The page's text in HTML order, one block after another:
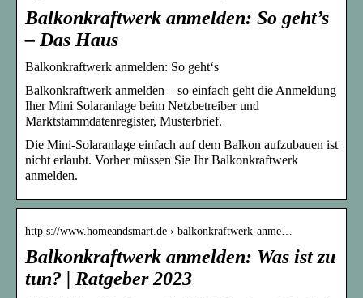
Balkonkraftwerk anmelden: So geht’s
– Das Haus
Balkonkraftwerk anmelden: So geht‘s
Balkonkraftwerk anmelden – so einfach geht die Anmeldung
Iher Mini Solaranlage beim Netzbetreiber und
Marktstammdatenregister, Musterbrief.
Die Mini-Solaranlage einfach auf dem Balkon aufzubauen ist
nicht erlaubt. Vorher müssen Sie Ihr Balkonkraftwerk
anmelden.
http s://www.homeandsmart.de › balkonkraftwerk-anme…
Balkonkraftwerk anmelden: Was ist zu
tun? | Ratgeber 2023